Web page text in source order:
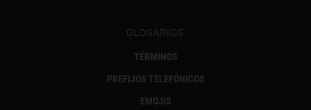
GLOSARIOS
TÉRMINOS
PREFIJOS TELEFÓNICOS
EMOJIS